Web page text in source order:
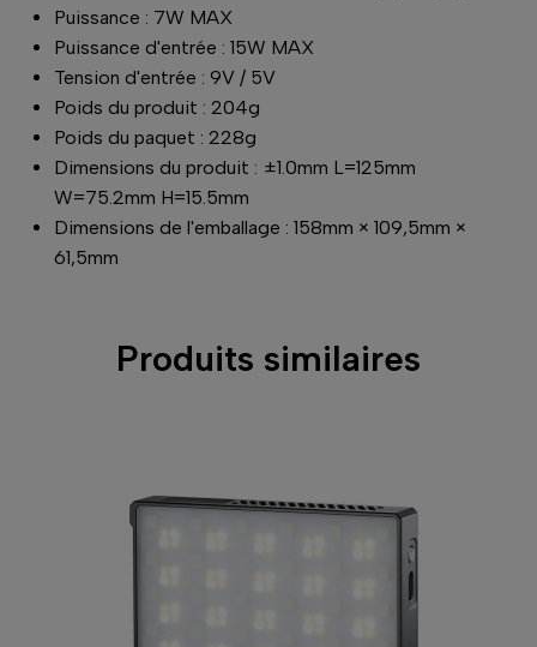
Puissance : 7W MAX
Puissance d'entrée : 15W MAX
Tension d'entrée : 9V / 5V
Poids du produit : 204g
Poids du paquet : 228g
Dimensions du produit : ±1.0mm L=125mm
W=75.2mm H=15.5mm
Dimensions de l'emballage : 158mm × 109,5mm ×
61,5mm
Produits similaires